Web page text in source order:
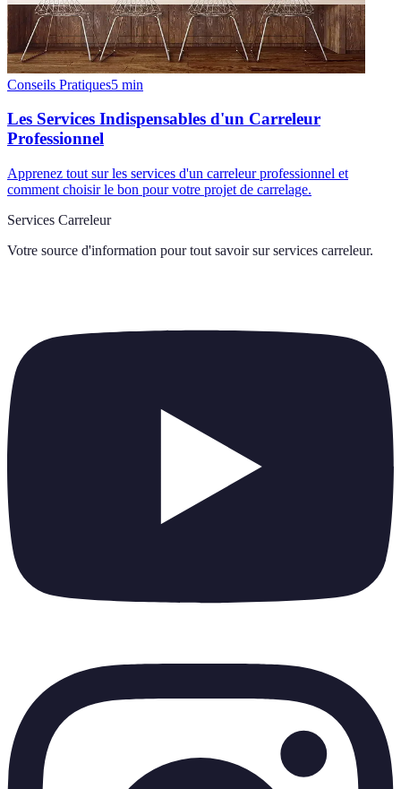
Conseils Pratiques5 min
Les Services Indispensables d'un Carreleur
Professionnel
Apprenez tout sur les services d'un carreleur professionnel et
comment choisir le bon pour votre projet de carrelage.
Services Carreleur
Votre source d'information pour tout savoir sur services carreleur.